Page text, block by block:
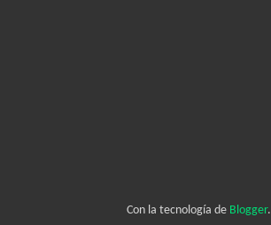
Con la tecnología de Blogger.